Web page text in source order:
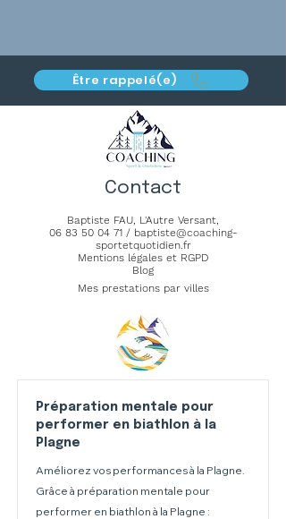
Être rappelé(e)
Contact
Baptiste FAU, L'Autre Versant,
06 83 50 04 71/ baptiste@coaching-
sportetquotidien.fr
Mentions légales et RGPD
Blog
Mes prestations par villes
Préparation mentale pour
performer en biathlon à la
Plagne
Améliorez vos performances à la Plagne.
Grâce à préparation mentale pour
performer en biathlon à la Plagne :